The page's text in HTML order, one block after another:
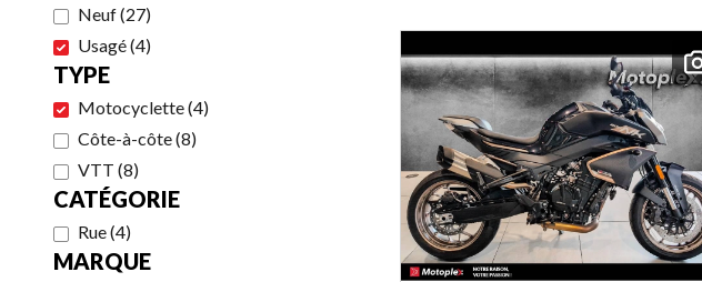
Neuf(27)
Usagé(4)
TYPE
Motocyclette(4)
Côte-à-côte(8)
VTT (8)
CATÉGORIE
Rue(4)
MARQUE